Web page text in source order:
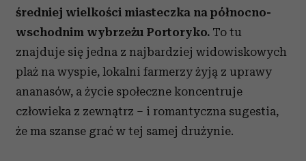
średniej wielkości miasteczka na północno-
wschodnim wybrzeżu Portoryko. To tu
znajduje się jedna z najbardziej widowiskowych
plaż na wyspie, lokalni farmerzy żyją z uprawy
ananasów, a życie społeczne koncentruje
człowieka z zewnątrz – i romantyczna sugestia,
że ma szanse grać w tej samej drużynie.